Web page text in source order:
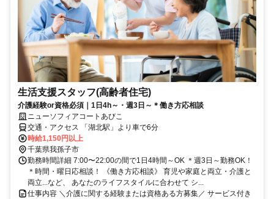
生活支援スタッフ(高齢者住宅)
介護経験or資格必須｜1日4h～・週3日～＊働き方応相談
ニューソフィアコートあびこ
交通・アクセス 「湖北駅」より車で6分
時給1,150円以上
千葉県我孫子市
勤務時間詳細 7:00〜22:00の間で1日4時間～OK ＊週3日～勤務OK！
＊時間・曜日応相談！ 《働き方応相談》 育児や家庭と両立・介護と
両立...など、 あなたのライフスタイルに合わせて シ...
仕事内容 ＼介護に関する経験または資格ある方募集／ サービス付き